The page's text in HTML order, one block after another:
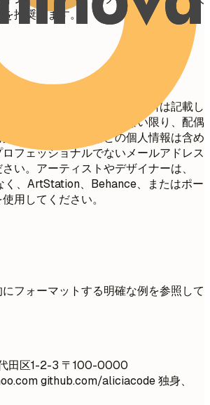
推奨します。
番地まで含めた完全な現住所は記載し
よっては特に要求されない限り、配偶
、社会保障番号などの個人情報は含め
フェッショナルでないメールアドレス
い。アーティストやデザイナーは、
く、ArtStation、Behance、またはポー
用してください。
フォーマットする明確な例を参照して
田区1-2-3 〒100-0000
github.com/aliciacode 独身、